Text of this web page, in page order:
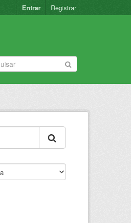
Entrar Registrar